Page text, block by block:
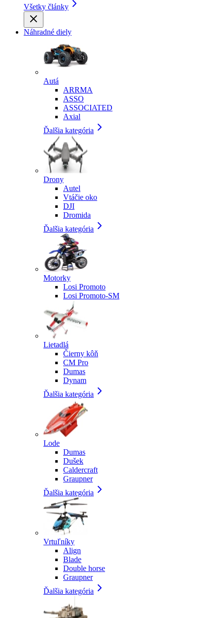
Všetky články
Náhradné diely
Autá
ARRMA
ASSO
ASSOCIATED
Axial
Ďalšia kategória
Drony
Autel
Vtáčie oko
DJI
Dromida
Ďalšia kategória
Motorky
Losi Promoto
Losi Promoto-SM
Lietadlá
Čierny kôň
CM Pro
Dumas
Dynam
Ďalšia kategória
Lode
Dumas
Dušek
Caldercraft
Graupner
Ďalšia kategória
Vrtuľníky
Align
Blade
Double horse
Graupner
Ďalšia kategória